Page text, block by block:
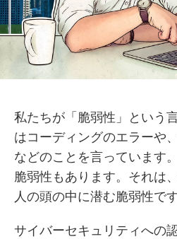
私たちが「脆弱性」という
はコーディングのエラーや
などのことを言っています
脆弱性もあります。それは
人の頭の中に潜む脆弱性です
サイバーセキュリティへの